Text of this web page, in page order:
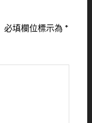
必填欄位標示為 *